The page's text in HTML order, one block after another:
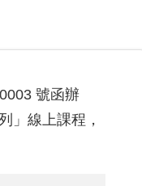
號函辦
」線上課程，